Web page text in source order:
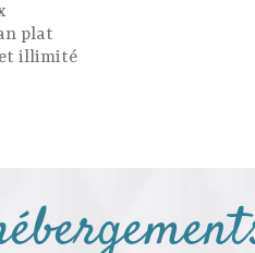
plat
illimité